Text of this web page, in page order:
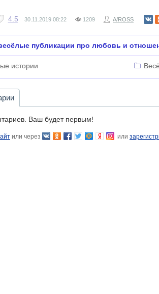
4.5 30.11.2019 08:22 1209 A/ROSS
публикации про любовь и
истории
Ваш будет первым!
или через или